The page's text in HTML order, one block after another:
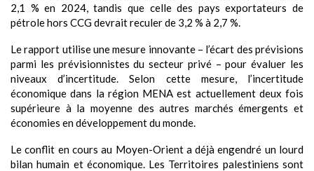
2,1 % en 2024, tandis que celle des pays exportateurs de
pétrole hors CCG devrait reculer de 3,2 % à 2,7 %.
Le rapport utilise une mesure innovante – l’écart des prévisions
parmi les prévisionnistes du secteur privé – pour évaluer les
niveaux d’incertitude. Selon cette mesure, l’incertitude
économique dans la région MENA est actuellement deux fois
supérieure à la moyenne des autres marchés émergents et
économies en développement du monde.
Le conflit en cours au Moyen-Orient a déjà engendré un lourd
bilan humain et économique. Les Territoires palestiniens sont